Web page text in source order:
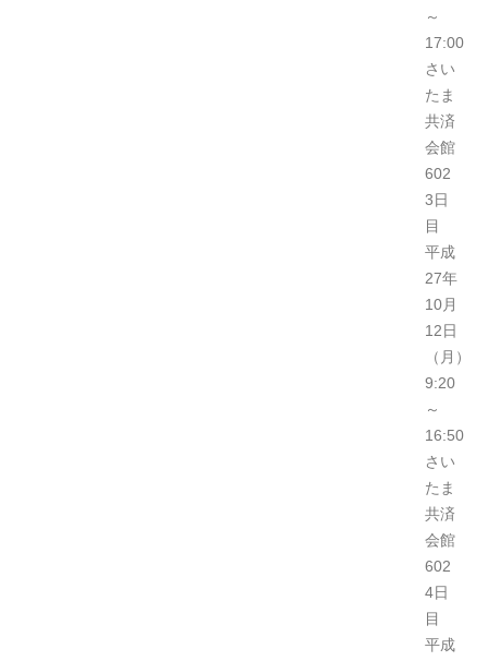
～
17:00
さい
たま
共済
会館
602
3日
目
平成
27年
10月
12日
（月）
9:20
～
16:50
さい
たま
共済
会館
602
4日
目
平成